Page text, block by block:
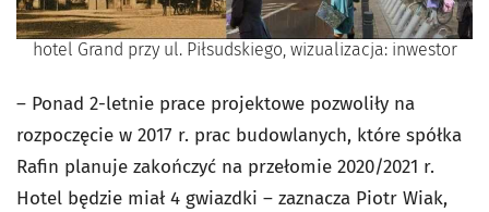
hotel Grand przy ul. Piłsudskiego, wizualizacja: inwestor
– Ponad 2-letnie prace projektowe pozwoliły na
rozpoczęcie w 2017 r. prac budowlanych, które spółka
Rafin planuje zakończyć na przełomie 2020/2021 r.
Hotel będzie miał 4 gwiazdki – zaznacza Piotr Wiak,